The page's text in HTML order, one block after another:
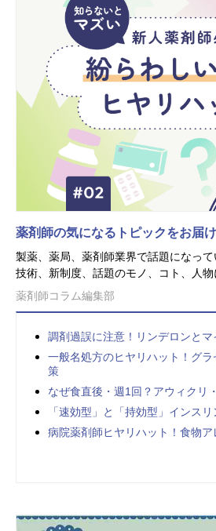
薬剤師の気になるトピックをお届
製薬、薬局、薬剤師業界で話題になっ
技術、新制度、話題のモノ、コト、人物
薬剤師コラム編集部
調剤過誤に注意！リンデロンとマ
一般名処方のヒヤリハット！グ
策
なぜ食直後・週1回？アウィクリ
「速効型」と「持効型」インス
病院薬剤師ヒヤリハット！食物